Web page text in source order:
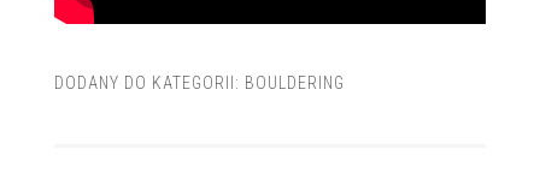
DODANY DO KATEGORII: BOULDERING